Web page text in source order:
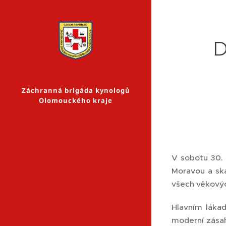
Záchranná brigáda kynologů
Olomouckého kraje
V sobotu 30.
Moravou a
všech
Hlavním
moderní